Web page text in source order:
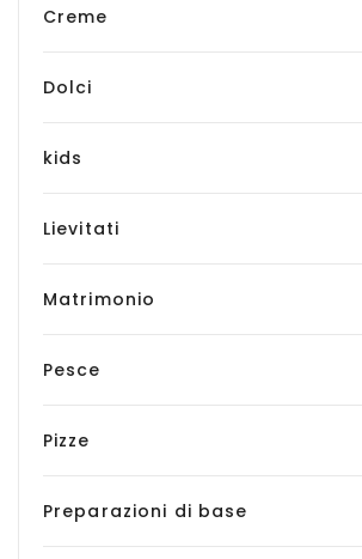
Creme
Dolci
kids
Lievitati
Matrimonio
Pesce
Pizze
Preparazioni di base